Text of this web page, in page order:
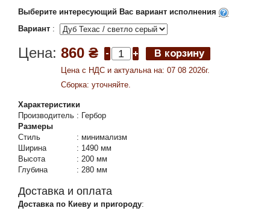
Выберите интересующий Вас вариант исполнения
Вариант :
Цена: 860 ₴
Цена c НДС и актуальна на: 07 08 2026г.
Сборка: уточняйте.
Характеристики
Производитель : Гербор
Размеры
Стиль
: минимализм
Ширина
: 1490 мм
Высота
: 200 мм
Глубина
: 280 мм
Доставка и оплата
Доставка по Киеву и пригороду: